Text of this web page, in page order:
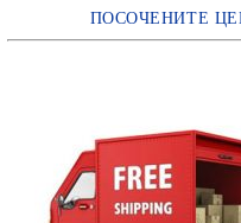
ПОСОЧЕНИТЕ